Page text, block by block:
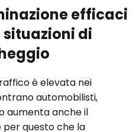
efficaci
di
è elevata nei
automobilisti,
aumenta anche il
per questo che la